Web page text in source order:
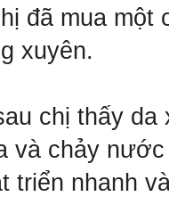
đã mua
xuyên.
chị thấy
và chảy
triển nhanh